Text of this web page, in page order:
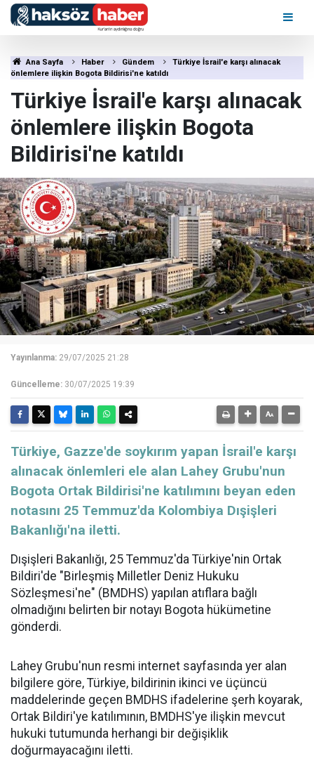
Ana Sayfa Haber Gündem
Türkiye İsrail'e karşı alınacak
önlemlere ilişkin Bogota Bildirisi'ne katıldı
Türkiye İsrail'e karşı alınacak
önlemlere ilişkin Bogota
Bildirisi'ne katıldı
Yayınlanma: 29/07/2025 21:28
Güncelleme: 30/07/2025 19:39
​​​​​​​Türkiye, Gazze'de soykırım yapan İsrail'e karşı
alınacak önlemleri ele alan Lahey Grubu'nun
Bogota Ortak Bildirisi'ne katılımını beyan eden
notasını 25 Temmuz'da Kolombiya Dışişleri
Bakanlığı'na iletti.
Dışişleri Bakanlığı, 25 Temmuz'da Türkiye'nin Ortak
Bildiri'de "Birleşmiş Milletler Deniz Hukuku
Sözleşmesi'ne" (BMDHS) yapılan atıflara bağlı
olmadığını belirten bir notayı Bogota hükümetine
gönderdi.
Lahey Grubu'nun resmi internet sayfasında yer alan
bilgilere göre, Türkiye, bildirinin ikinci ve üçüncü
maddelerinde geçen BMDHS ifadelerine şerh koyarak,
Ortak Bildiri'ye katılımının, BMDHS'ye ilişkin mevcut
hukuki tutumunda herhangi bir değişiklik
doğurmayacağını iletti.